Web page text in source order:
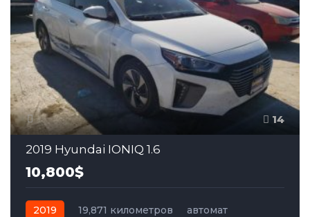
14
2019 Hyundai IONIQ 1.6
10,800$
2019 19,871 километров
автомат